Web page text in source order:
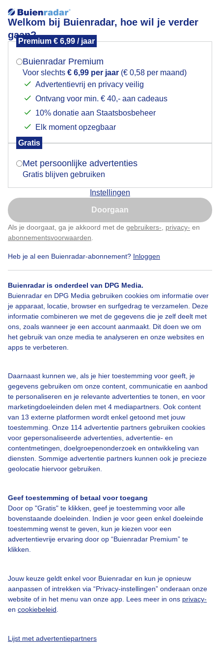
Welkom bij Buienradar, hoe wil je verder
gaan?
Premium € 6,99 / jaar
Buienradar Premium
Voor slechts € 6,99 per jaar (€ 0,58 per maand)
Advertentievrij en privacy veilig
Ontvang voor min. € 40,- aan cadeaus
10% donatie aan Staatsbosbeheer
Elk moment opzegbaar
Gratis
Met persoonlijke advertenties
Gratis blijven gebruiken
Instellingen
Doorgaan
Als je doorgaat, ga je akkoord met de gebruikers- privacy- en
abonnementsvoorwaarden
Heb je al een Buienradar-abonnement? Inloggen
Buienradar is onderdeel van DPG Media.
Buienradar en DPG Media gebruiken cookies om informatie over
je apparaat, locatie, browser en surfgedrag te verzamelen. Deze
informatie combineren we met de gegevens die je zelf deelt met
ons, zoals wanneer je een account aanmaakt. Dit doen we om
het gebruik van onze media te analyseren en onze websites en
apps te verbeteren.
Daarnaast kunnen we, als je hier toestemming voor geeft, je
gegevens gebruiken om onze content, communicatie en aanbod
te personaliseren en je relevante advertenties te tonen, en voor
marketingdoeleinden delen met 4 mediapartners. Ook content
van 13 externe platformen wordt enkel getoond met jouw
toestemming. Onze 114 advertentie partners gebruiken cookies
voor gepersonaliseerde advertenties, advertentie- en
contentmetingen, doelgroepenonderzoek en ontwikkeling van
diensten. Sommige advertentie partners kunnen ook je precieze
geolocatie hiervoor gebruiken.
Geef toestemming of betaal voor toegang
Door op "Gratis" te klikken, geef je toestemming voor alle
bovenstaande doeleinden. Indien je voor geen enkel doeleinde
toestemming wenst te geven, kun je kiezen voor een
advertentievrije ervaring door op “Buienradar Premium” te
klikken.
Jouw keuze geldt enkel voor Buienradar en kun je opnieuw
aanpassen of intrekken via “Privacy-instellingen” onderaan onze
website of in het menu van onze app. Lees meer in ons privacy-
en cookiebeleid
Lijst met advertentiepartners
De polder ontwaakt...
Mooi beeld van de polder die "ontwaakt"
vanmorgenvroeg op de fiets naar werk bij
Hazerswoude-dorp
Door: Ed Odijk
Zomer Zon Zonsopkomst
Over Buienradar
Bedrijfsgegevens
Contact
Toegankelijkheid
Gebruikersvoorwaarden
Privacy beleid
Gratis weerdata
Mogen we je locatie gebruiken voor het
Indien je hier nog geen akkoord op hebt gegeven,
verschijnt er zo een pop-up uit je browser waarin
Is goed, toon de popup
Nu niet, misschien later
Klik hierom dit aan te passen